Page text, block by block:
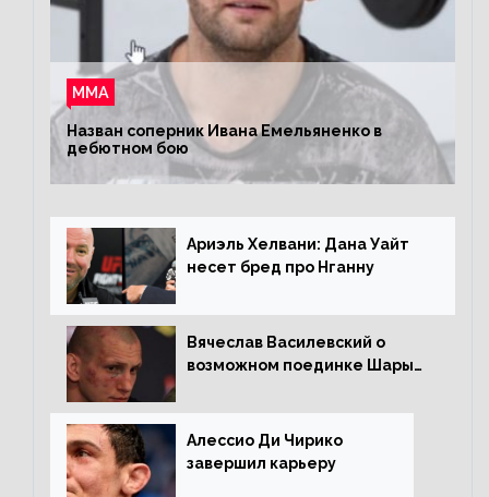
ММА
Назван соперник Ивана Емельяненко в
дебютном бою
Ариэль Хелвани: Дана Уайт
несет бред про Нганну
Вячеслав Василевский о
возможном поединке Шары
Копыловым
Алессио Ди Чирико
завершил карьеру